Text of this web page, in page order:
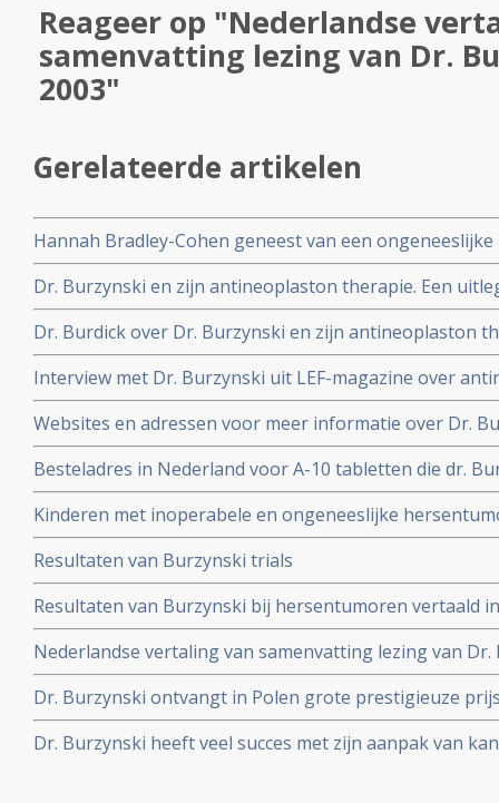
Reageer op "Nederlandse
samenvatting lezing van Dr.
2003"
Gerelateerde artikelen
Hannah Bradley-Cohen geneest van een
behandelingen van dr. Burzynski, hier Hannah haar
Dr. Burzynski en zijn antineoplaston therapie. Een
uit documentaire over dr. Burzynski.
Dr. Burdick over Dr. Burzynski en zijn antineoplaston
trial met 17 patiënten met hersentumoren met
levensverlenging en zelfs op genezing
Interview met Dr. Burzynski uit LEF-magazine over
antineoplastontherapie werkt.
Websites en adressen voor meer informatie over Dr.
antineoplastonmethode
Besteladres in Nederland voor A-10 tabletten die dr.
Kinderen met inoperabele en ongeneeslijke
uitstekend op antineoplaston therapie van dr.
van fase II studie.
Resultaten van Burzynski trials
Resultaten van Burzynski bij hersentumoren vertaald
Nederlandse vertaling van samenvatting lezing van Dr.
Dr. Burzynski ontvangt in Polen grote prestigieuze
in het bestrijden van kanker met zijn antineoplaston
Dr. Burzynski heeft veel succes met zijn aanpak van